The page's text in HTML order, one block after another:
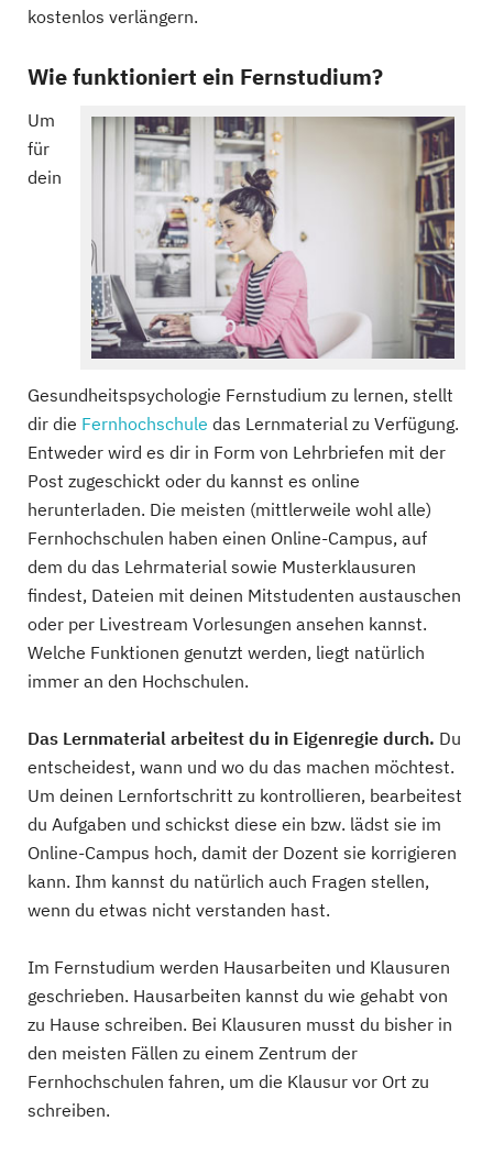
kostenlos verlängern.
Wie funktioniert ein Fernstudium?
Um
für
dein
Gesundheitspsychologie Fernstudium zu lernen, stellt
dir die Fernhochschule das Lernmaterial zu Verfügung.
Entweder wird es dir in Form von Lehrbriefen mit der
Post zugeschickt oder du kannst es online
herunterladen. Die meisten (mittlerweile wohl alle)
Fernhochschulen haben einen Online-Campus, auf
dem du das Lehrmaterial sowie Musterklausuren
findest, Dateien mit deinen Mitstudenten austauschen
oder per Livestream Vorlesungen ansehen kannst.
Welche Funktionen genutzt werden, liegt natürlich
immer an den Hochschulen.
Das Lernmaterial arbeitest du in Eigenregie durch. Du
entscheidest, wann und wo du das machen möchtest.
Um deinen Lernfortschritt zu kontrollieren, bearbeitest
du Aufgaben und schickst diese ein bzw. lädst sie im
Online-Campus hoch, damit der Dozent sie korrigieren
kann. Ihm kannst du natürlich auch Fragen stellen,
wenn du etwas nicht verstanden hast.
Im Fernstudium werden Hausarbeiten und Klausuren
geschrieben. Hausarbeiten kannst du wie gehabt von
zu Hause schreiben. Bei Klausuren musst du bisher in
den meisten Fällen zu einem Zentrum der
Fernhochschulen fahren, um die Klausur vor Ort zu
schreiben.